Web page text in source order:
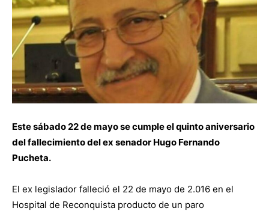
Este sábado 22 de mayo se cumple el quinto aniversario
del fallecimiento del ex senador Hugo Fernando
Pucheta.
El ex legislador falleció el 22 de mayo de 2.016 en el
Hospital de Reconquista producto de un paro